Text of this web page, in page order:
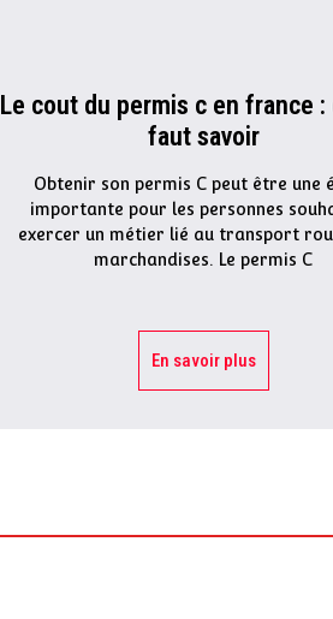
Le cout du permis c en france :
faut savoir
Obtenir son permis C peut être une
importante pour les personnes
exercer un métier lié au transport
marchandises. Le permis C
En savoir plus